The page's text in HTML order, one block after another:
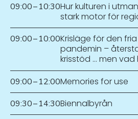
09:00–10:30Hur kulturen i
stark motor för
09:00–10:00Krisläge för den
pandemin –
krisstöd … men
09:00–12:00Memories for use
09:30–14:30Biennalbyrån